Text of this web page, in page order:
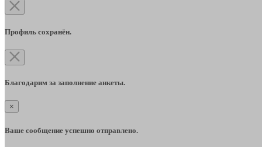
Профиль сохранён.
Благодарим за заполнение анкеты.
×
Ваше сообщение успешно отправлено.